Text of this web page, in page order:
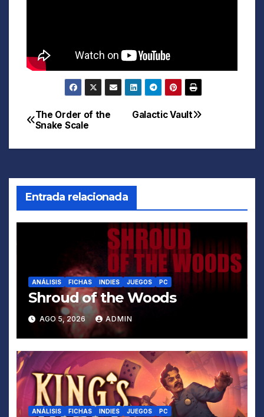
Navegación
de
Galactic Vault
The Order of the
Snake Scale
Entrada relacionada
ANÁLISIS FICHAS INDIES JUEGOS PC
Shroud of the Woods
AGO 5, 2026 ADMIN
ANÁLISIS FICHAS INDIES JUEGOS PC